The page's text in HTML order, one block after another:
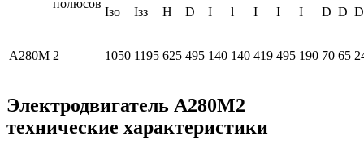
полюсов
Iзо Iзз H D I l I I I D D D
А280М 2 1050 1195 625 495 140 140 419 495 190 70 65
Электродвигатель А280М2
технические характеристики